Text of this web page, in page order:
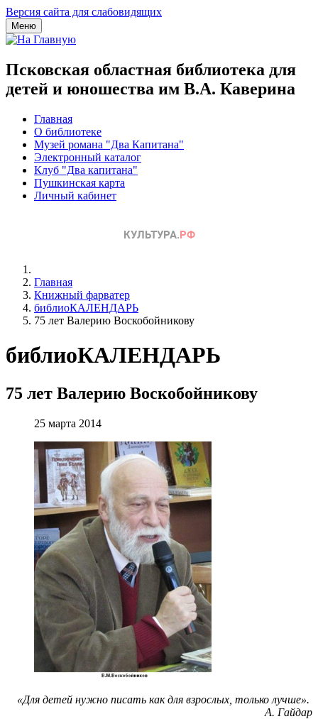
Версия сайта для слабовидящих
Меню
Псковская областная библиотека для
детей и юношества им В.А. Каверина
Главная
О библиотеке
Музей романа "Два Капитана"
Электронный каталог
Клуб "Два капитана"
Пушкинская карта
Личный кабинет
Главная
Книжный фарватер
библиоКАЛЕНДАРЬ
75 лет Валерию Воскобойникову
библиоКАЛЕНДАРЬ
75 лет Валерию Воскобойникову
25 марта 2014
«Для детей нужно писать как для взрослых, только лучше».
А. Гайдар